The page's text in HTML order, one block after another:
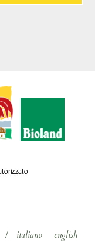
/ italiano english